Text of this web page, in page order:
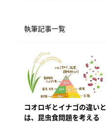
執筆記事一覧
コオロギとイナゴの違いと
は、昆虫食問題を考える